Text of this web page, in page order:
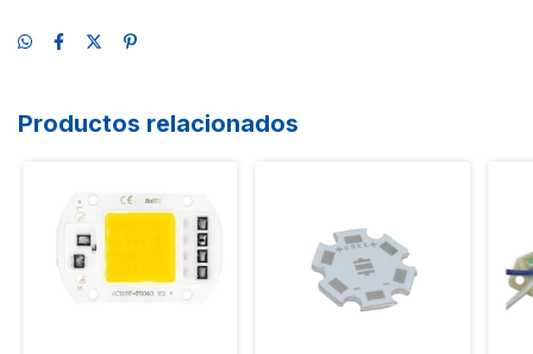
Productos relacionados